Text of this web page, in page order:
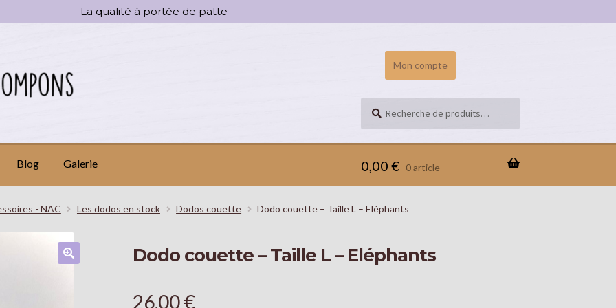
La qualité à portée de patte
Mon compte
pour :
Blog Galerie 0,00 € 0 article
- NAC Les dodos en stock Dodos couette Dodo couette – Taille L – Eléphants
Dodo couette – Taille L – Eléphants
26,00€